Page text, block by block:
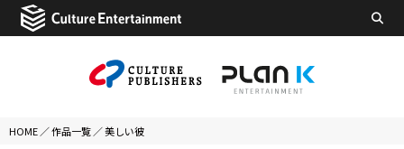
HOME ／作品一覧 ／美しい彼